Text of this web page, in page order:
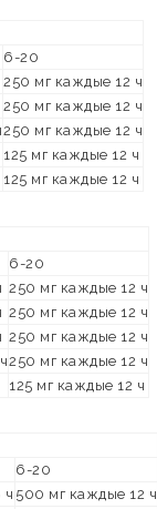
6-20
250 мг каждые 12 ч
250 мг каждые 12 ч
250 мг каждые 12 ч
125 мг каждые 12 ч
125 мг каждые 12 ч
6-20
250 мг каждые 12 ч
250 мг каждые 12 ч
250 мг каждые 12 ч
250 мг каждые 12 ч
125 мг каждые 12 ч
6-20
ч 500 мг каждые 12 ч